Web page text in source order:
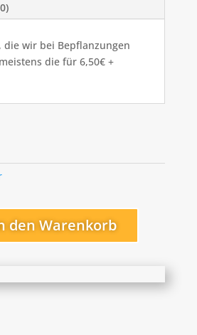
die wir bei Bepflanzungen
die für 6,50€ +
den Warenkorb